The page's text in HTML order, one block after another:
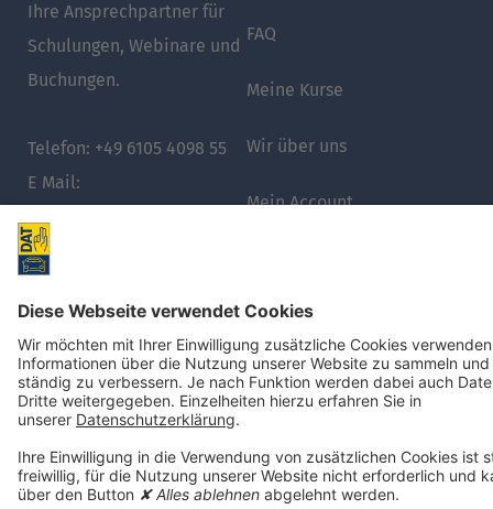
Ihre Ansprechpartner für
Schulungen, Webinare und
Buchungen.
Telefon: +49 6105 4098 55
E Mail:
FAQ
Meine Kurse
Wir über uns
Mein Account
© 2025, Deutsche
Automobil
IMPRESSUMDATENSCHUTZAGB